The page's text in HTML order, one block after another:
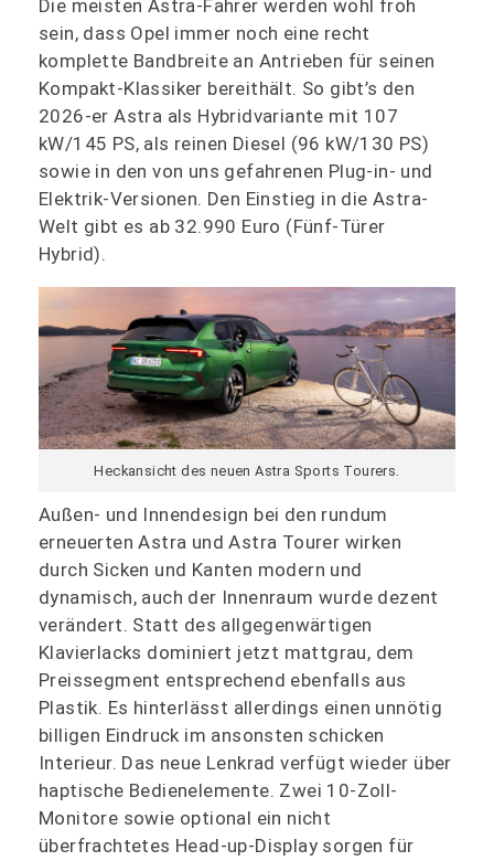
Die meisten Astra-Fahrer werden wohl froh
sein, dass Opel immer noch eine recht
komplette Bandbreite an Antrieben für seinen
Kompakt-Klassiker bereithält. So gibt’s den
2026-er Astra als Hybridvariante mit 107
kW/145 PS, als reinen Diesel (96 kW/130 PS)
sowie in den von uns gefahrenen Plug-in- und
Elektrik-Versionen. Den Einstieg in die Astra-
Welt gibt es ab 32.990 Euro (Fünf-Türer
Hybrid).
Heckansicht des neuen Astra Sports Tourers.
Außen- und Innendesign bei den rundum
erneuerten Astra und Astra Tourer wirken
durch Sicken und Kanten modern und
dynamisch, auch der Innenraum wurde dezent
verändert. Statt des allgegenwärtigen
Klavierlacks dominiert jetzt mattgrau, dem
Preissegment entsprechend ebenfalls aus
Plastik. Es hinterlässt allerdings einen unnötig
billigen Eindruck im ansonsten schicken
Interieur. Das neue Lenkrad verfügt wieder über
haptische Bedienelemente. Zwei 10-Zoll-
Monitore sowie optional ein nicht
überfrachtetes Head-up-Display sorgen für